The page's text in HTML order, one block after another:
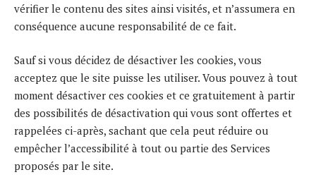
vérifier le contenu des sites ainsi visités, et n’assumera en
conséquence aucune responsabilité de ce fait.
Sauf si vous décidez de désactiver les cookies, vous
acceptez que le site puisse les utiliser. Vous pouvez à tout
moment désactiver ces cookies et ce gratuitement à partir
des possibilités de désactivation qui vous sont offertes et
rappelées ci-après, sachant que cela peut réduire ou
empêcher l’accessibilité à tout ou partie des Services
proposés par le site.